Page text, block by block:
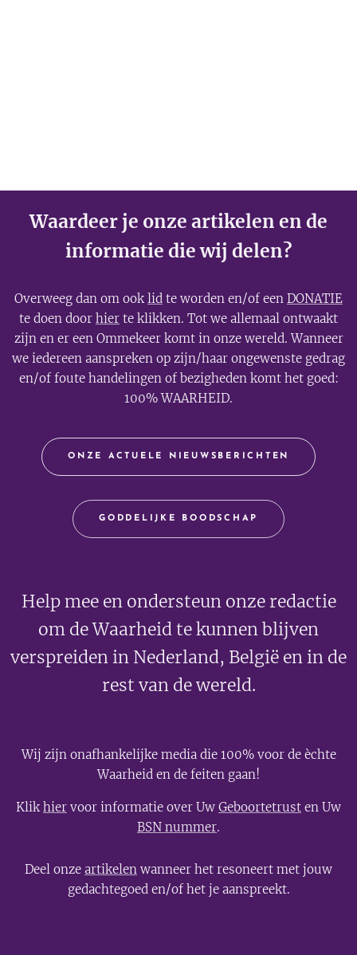
Waardeer je onze artikelen en de
informatie die wij delen?
Overweeg dan om ooklid te worden en/of een DONATIE
te doen door hier te klikken. Tot we allemaal ontwaakt
zijn en er een Ommekeer komt in onze wereld. Wanneer
we iedereen aanspreken op zijn/haar ongewenste gedrag
en/of foute handelingen of bezigheden komt het goed:
100% WAARHEID.
ONZE ACTUELE NIEUWSBERICHTEN
GODDELIJKE BOODSCHAP
Help mee en ondersteun onze redactie
om de Waarheid te kunnen blijven
verspreiden in Nederland, België en in de
rest van de wereld.
Wij zijn onafhankelijke media die 100% voor de èchte
Waarheid en de feiten gaan!
Klikhier voor informatie over Uw Geboortetrust en Uw
BSN nummer.
Deel onze artikelen wanneer het resoneert met jouw
gedachtegoed en/of het je aanspreekt.